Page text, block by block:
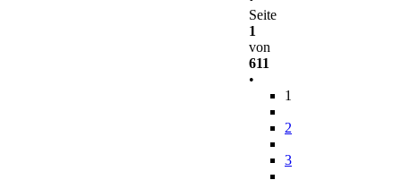
Seite
1
von
611
•
1
2
3